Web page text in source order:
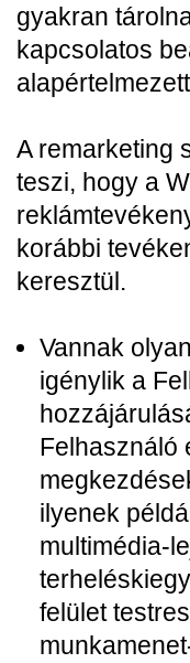
gyakran
kapcsolatos
A remarketing
teszi, hogy a
korábbi
keresztül.
Vannak
igénylik a
Felhasználó
ilyenek
multimédia-
felület